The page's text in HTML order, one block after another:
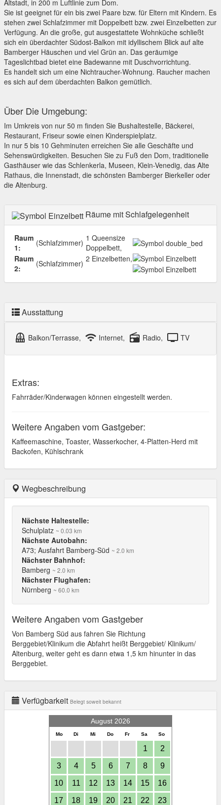
Altstadt, in 200 m Luftlinie zum Dom.
Sie ist geeignet für ein bis zwei Paare bzw. für Eltern mit Kindern. Es
stehen zwei Schlafzimmer mit Doppelbett bzw. zwei Einzelbetten zur
Verfügung. An die große, gut ausgestattete Wohnküche schließt
sich ein überdachter Südost-Balkon mit idyllischem Blick auf alte
Bamberger Häuschen und viel Grün an. Das geräumige
Tageslichtbad bietet eine Badewanne mit Duschvorrichtung.
Es handelt sich um eine Nichtraucher-Wohnung. Raucher machen
es sich auf dem überdachten Balkon gemütlich.
Über Die Umgebung:
Im Umkreis von nur 50 m finden Sie Bushaltestelle, Bäckerei,
Restaurant, Friseur sowie einen Kinderspielplatz.
In nur 5 bis 10 Gehminuten erreichen Sie alle Geschäfte und
Sehenswürdigkeiten. Besuchen Sie zu Fuß den Dom, traditionelle
Gasthäuser wie das Schlenkerla, Museen, Klein-Venedig, das Alte
Rathaus, die Innenstadt, die schönsten Bamberger Bierkeller oder
die Altenburg.
Räume mit Schlafgelegenheit
Raum
1:
(Schlafzimmer) 1 Queensize
Doppelbett,
Raum
2:
(Schlafzimmer) 2 Einzelbetten,
Ausstattung
balcony Balkon/Terrasse, wifi Internet, radio Radio, tv TV
Extras:
Fahrräder/Kinderwagen können eingestellt werden.
Weitere Angaben vom Gastgeber:
Kaffeemaschine, Toaster, Wasserkocher, 4-Platten-Herd mit
Backofen, Kühlschrank
Wegbeschreibung
Nächste Haltestelle:
Schulplatz ~ 0.03 km
Nächste Autobahn:
A73; Ausfahrt Bamberg-Süd ~ 2.0 km
Nächster Bahnhof:
Bamberg ~ 2.0 km
Nächster Flughafen:
Nürnberg ~ 60.0 km
Weitere Angaben vom Gastgeber
Von Bamberg Süd aus fahren Sie Richtung
Berggebiet/Klinikum die Abfahrt heißt Berggebiet/ Klinikum/
Altenburg, weiter geht es dann etwa 1,5 km hinunter in das
Berggebiet.
Verfügbarkeit Belegt soweit bekannt
August 2026
Mo Di Mi Do Fr Sa So
1 2
3 4 5 6 7 8 9
10 11 12 13 14 15 16
17 18 19 20 21 22 23